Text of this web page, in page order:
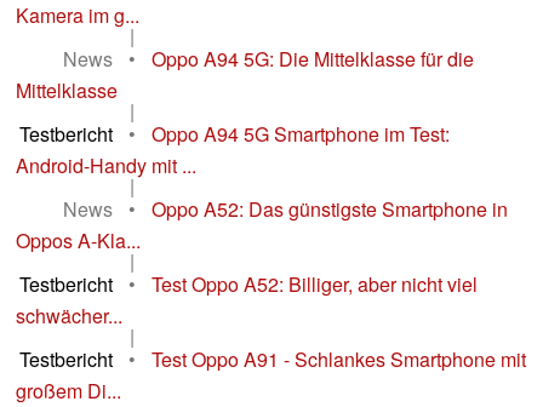
Kamera im g...
|
News
•
Oppo A94 5G: Die Mittelklasse für die
Mittelklasse
|
Testbericht
•
Oppo A94 5G Smartphone im Test:
Android-Handy mit ...
|
News
•
Oppo A52: Das günstigste Smartphone in
Oppos A-Kla...
|
Testbericht
•
Test Oppo A52: Billiger, aber nicht viel
schwächer...
|
Testbericht
•
Test Oppo A91 - Schlankes Smartphone mit
großem Di...